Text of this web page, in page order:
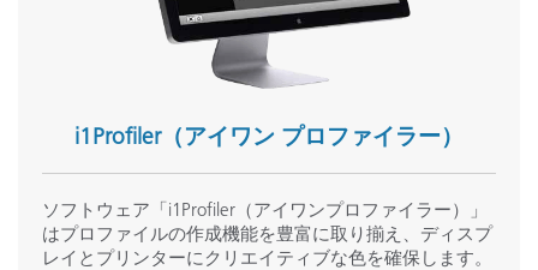
i1Profiler（アイワン プロファイラー）
ソフトウェア「i1Profiler（アイワンプロファイラー）」
はプロファイルの作成機能を豊富に取り揃え、ディスプ
レイとプリンターにクリエイティブな色を確保します。